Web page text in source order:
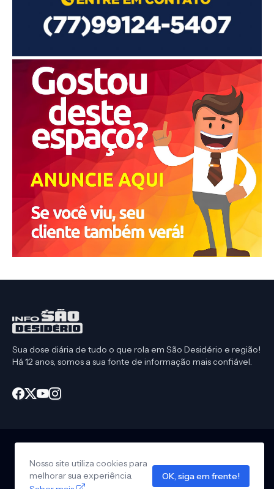
Sua dose diária de tudo o que rola em São Desidério e região!
Há 12 anos, somos a sua fonte de informação mais confiável.
InícioCEP São DesidérioPolítica de Privacidade
Anuncie em nosso site
Nosso site utiliza cookies para
melhorar sua experiência.
OK, siga em frente!